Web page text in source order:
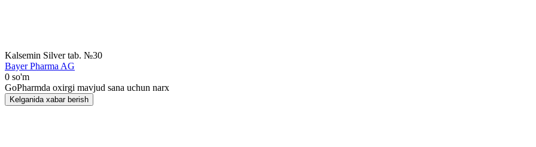
Kalsemin Silver tab. №30
Bayer Pharma AG
0 so'm
GoPharmda oxirgi mavjud sana uchun narx
Kelganida xabar berish